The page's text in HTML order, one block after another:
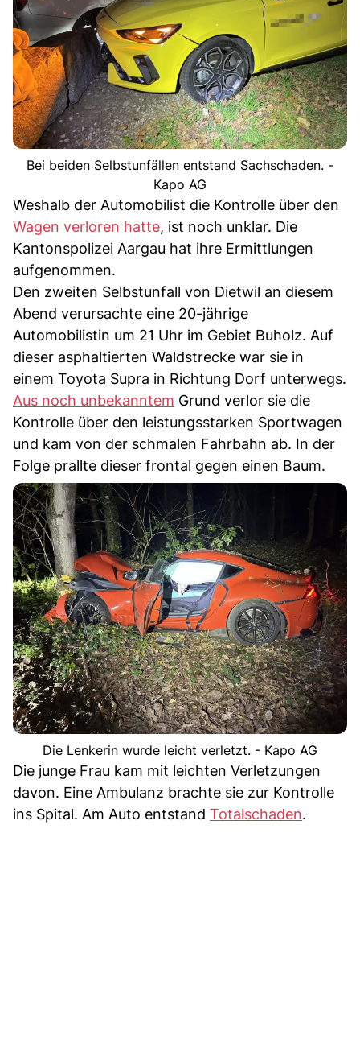
Bei beiden Selbstunfällen entstand Sachschaden. -
Kapo AG
Weshalb der Automobilist die Kontrolle über den
Wagen verloren hatte, ist noch unklar. Die
Kantonspolizei Aargau hat ihre Ermittlungen
aufgenommen.
Den zweiten Selbstunfall von Dietwil an diesem
Abend verursachte eine 20-jährige
Automobilistin um 21 Uhr im Gebiet Buholz. Auf
dieser asphaltierten Waldstrecke war sie in
einem Toyota Supra in Richtung Dorf unterwegs.
Aus noch unbekanntem Grund verlor sie die
Kontrolle über den leistungsstarken Sportwagen
und kam von der schmalen Fahrbahn ab. In der
Folge prallte dieser frontal gegen einen Baum.
Die Lenkerin wurde leicht verletzt. - Kapo AG
Die junge Frau kam mit leichten Verletzungen
davon. Eine Ambulanz brachte sie zur Kontrolle
ins Spital. Am Auto entstand Totalschaden.